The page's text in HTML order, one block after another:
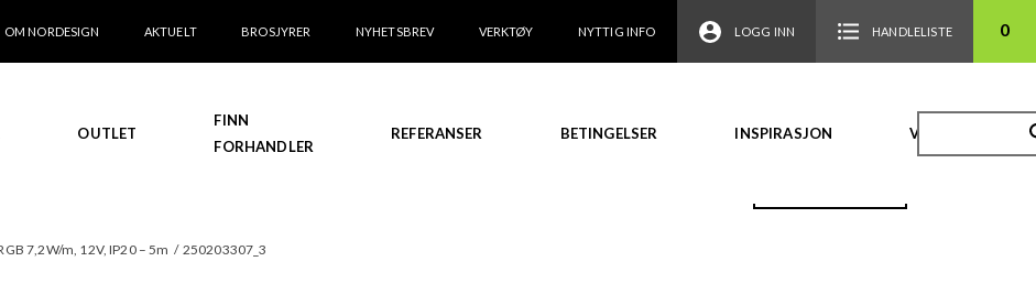
OM NORDESIGN AKTUELT BROSJYRER NYHETSBREV VERKTØY NYTTIG INFO LOGG INN HANDLELISTE 0
OUTLET
FINN
FORHANDLER
REFERANSER BETINGELSER INSPIRASJON VIDEO
7,2W/m, 12V, IP20 – 5m / 250203307_3